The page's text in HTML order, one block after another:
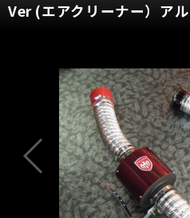
Ver (エアクリーナー）ア